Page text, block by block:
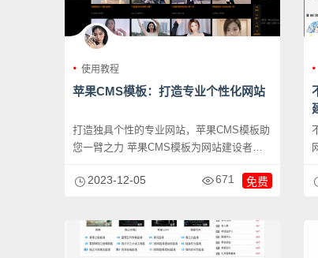
使用教程
苹果CMS模板：打造专业个性化网站
打造独具个性的专业网站，苹果CMS模板助
您一臂之力 苹果CMS模板为网站建设者提
2023-12-05 671 免费
网站